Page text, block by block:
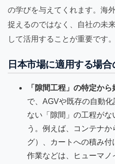
の学びを与えてくれます。海
捉えるのではなく、自社の未
して活用することが重要です。
日本市場に適用する場合
「隙間工程」の特定から
で、AGVや既存の自動
ない「隙間」の工程がな
う。例えば、コンテナ
グ）、カートへの積み
作業などは、ヒューマ